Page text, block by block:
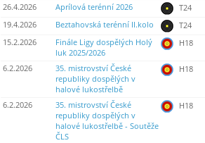
26.4.2026 Aprílová terénní 2026 T24
19.4.2026
Beztahovská terénní II.kolo T24
15.2.2026
Finále Ligy dospělých Holý
luk 2025/2026
H18
6.2.2026
35. mistrovství České
republiky dospělých v
halové lukostřelbě
H18
6.2.2026
35. mistrovství České
republiky dospělých v
halové lukostřelbě - Soutěže
ČLS
H18